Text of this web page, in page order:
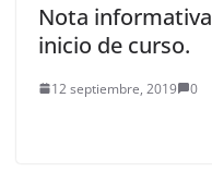
Nota informativa
inicio de curso.
12 septiembre, 2019 0